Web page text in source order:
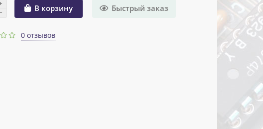
В корзину Быстрый заказ
0 отзывов